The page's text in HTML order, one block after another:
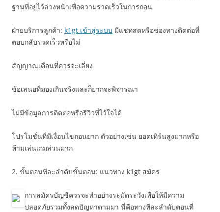
ฐานที่อยู่ไว้ล่วงหน้าเพื่อความรวดเร็วในการถอน
ฝ่ายบริการลูกค้า: k1gt เข้าสู่ระบบ มีแชทสดหรือช่องทางติดต่อที่
ตอบกลับรวดเร็วหรือไม่
สัญญาณเตือนที่ควรจะเลี่ยง
ข้อเสนอที่มองเกินจริงและก็ยากจะพิจารณา
ไม่มีข้อมูลการติดต่อหรือรีวิวที่ไว้ใจได้
โปรโมชั่นที่มีเงื่อนไขถอนยาก ตัวอย่างเช่น ยอดเทิร์นสูงมากหรือ
ห้ามเล่นเกมส่วนมาก
2. ขั้นตอนทีละลำดับขั้นตอน: แนวทาง k1gt สมัคร
การสมัครบัญชีควรจะทำอย่างระมัดระวังเพื่อให้มีความ
ปลอดภัยรวมทั้งลดปัญหาตามมา นี่คือทางทีละลำดับตอนที่